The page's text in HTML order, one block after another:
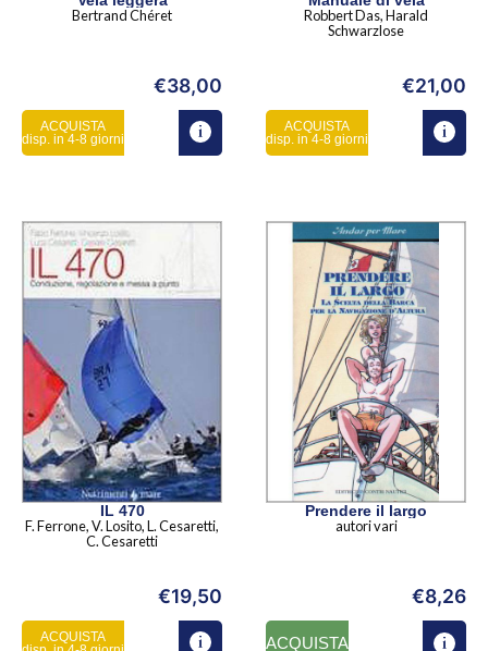
Bertrand Chéret
€38,00
ACQUISTA
disp. in 4-8 giorni
Robbert Das, Harald
Schwarzlose
€21,00
ACQUISTA
disp. in 4-8 giorni
IL 470
F. Ferrone, V. Losito, L. Cesaretti,
C. Cesaretti
€19,50
ACQUISTA
Prendere il largo
autori vari
€8,26
ACQUISTA